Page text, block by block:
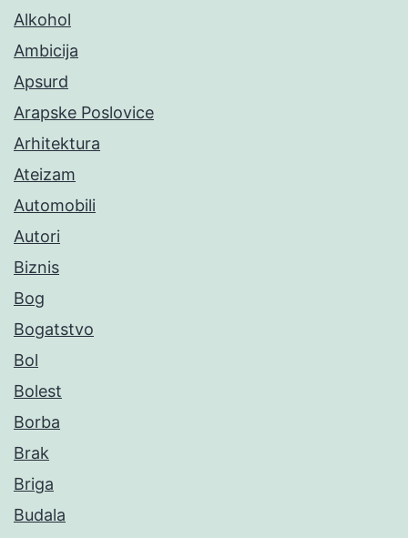
Alkohol
Ambicija
Apsurd
Arapske Poslovice
Arhitektura
Ateizam
Automobili
Autori
Biznis
Bog
Bogatstvo
Bol
Bolest
Borba
Brak
Briga
Budala